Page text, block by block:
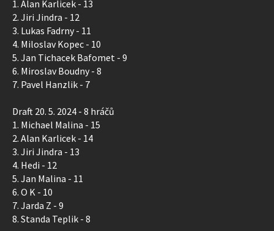
1. Alan Karlicek - 13
2. Jiri Jindra - 12
3. Lukas Fadrny - 11
4. Miloslav Kopec - 10
5. Jan Tichacek Bafomet - 9
6. Miroslav Boudny - 8
7. Pavel Hanzlik - 7
Draft 20. 5. 2024 - 8 hráčů
1. Michael Malina - 15
2. Alan Karlicek - 14
3. Jiri Jindra - 13
4. Hedi - 12
5. Jan Malina - 11
6. O K - 10
7. Jarda Z - 9
8. Standa Teplik - 8